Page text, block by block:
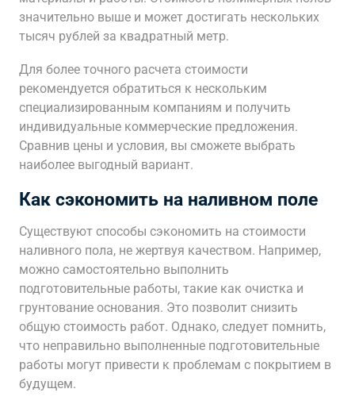
значительно выше и может достигать нескольких
тысяч рублей за квадратный метр.
Для более точного расчета стоимости
рекомендуется обратиться к нескольким
специализированным компаниям и получить
индивидуальные коммерческие предложения.
Сравнив цены и условия, вы сможете выбрать
наиболее выгодный вариант.
Как сэкономить на наливном поле
Существуют способы сэкономить на стоимости
наливного пола, не жертвуя качеством. Например,
можно самостоятельно выполнить
подготовительные работы, такие как очистка и
грунтование основания. Это позволит снизить
общую стоимость работ. Однако, следует помнить,
что неправильно выполненные подготовительные
работы могут привести к проблемам с покрытием в
будущем.